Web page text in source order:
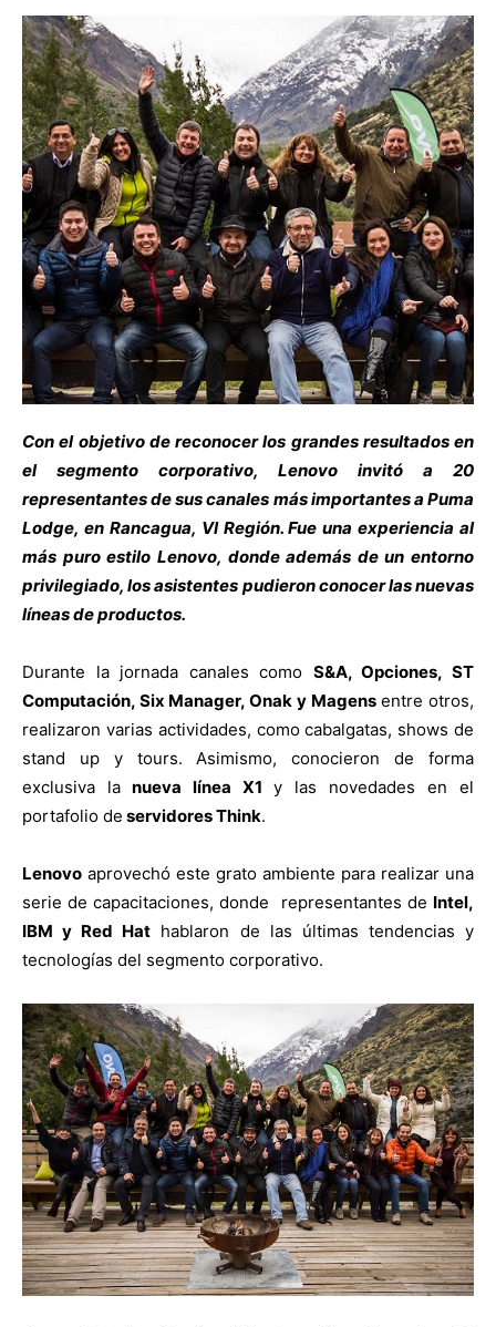
Con el objetivo de reconocer los grandes resultados en
el segmento corporativo, Lenovo invitó a 20
representantes de sus canales más importantes a Puma
Lodge, en Rancagua, VI Región. Fue una experiencia al
más puro estilo Lenovo, donde además de un entorno
privilegiado, los asistentes pudieron conocer las nuevas
líneas de productos.
Durante la jornada canales como S&A, Opciones, ST
Computación, Six Manager, Onak y Magensentre otros,
realizaron varias actividades, como cabalgatas, shows de
stand up y tours. Asimismo, conocieron de forma
exclusiva lanueva línea X1 y las novedades en el
portafolio de servidores Think.
Lenovo aprovechó este grato ambiente para realizar una
serie de capacitaciones, donde representantes de Intel,
IBM y Red Hat hablaron de las últimas tendencias y
tecnologías del segmento corporativo.